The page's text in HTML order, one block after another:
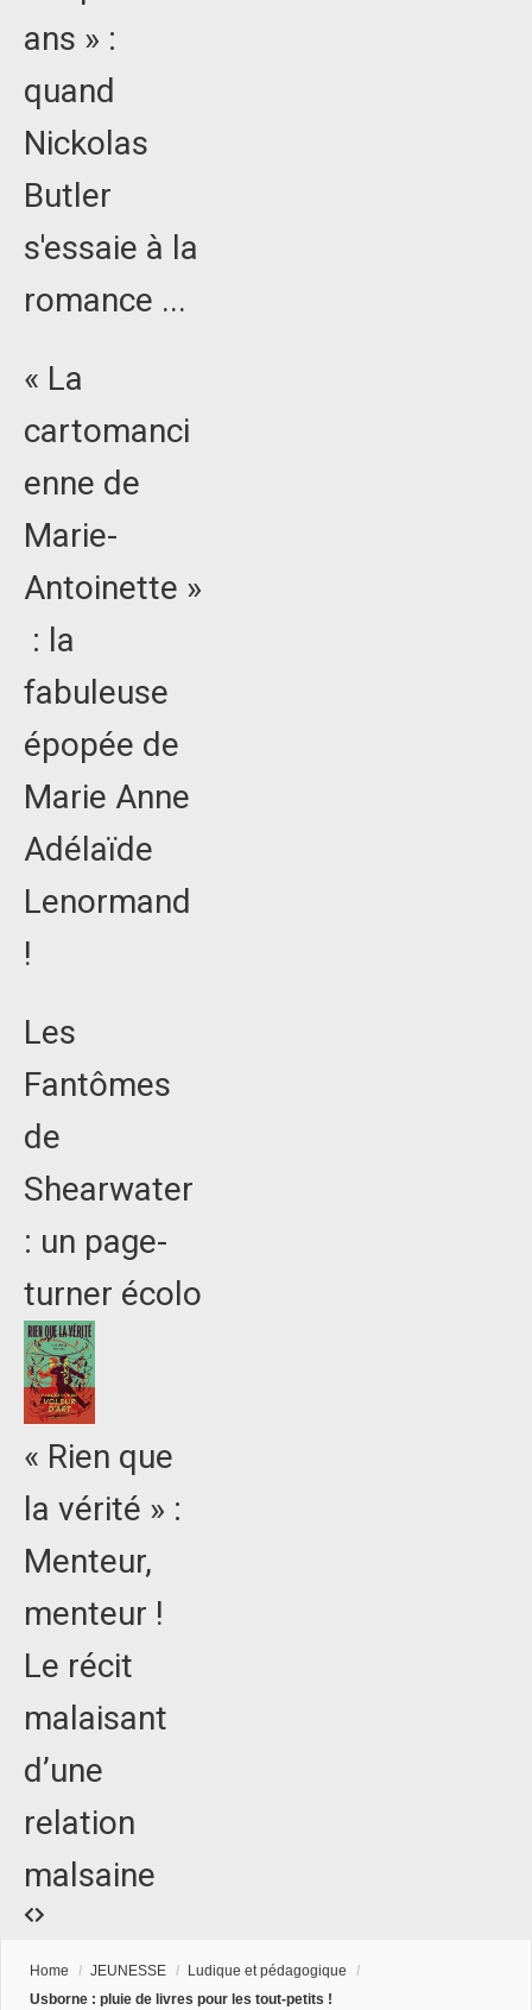
ans » :
quand
Nickolas
Butler
s'essaie à la
romance ...
« La
cartomanci
enne de
Marie-
Antoinette »
: la
fabuleuse
épopée de
Marie Anne
Adélaïde
Lenormand
!
Les
Fantômes
de
Shearwater
: un page-
turner écolo
« Rien que
la vérité » :
Menteur,
menteur !
Le récit
malaisant
d’une
relation
malsaine
Home / JEUNESSE / Ludique et pédagogique
/
Usborne : pluie de livres pour les tout-petits !